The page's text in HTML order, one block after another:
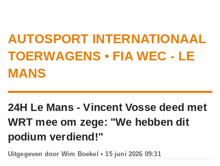
AUTOSPORT INTERNATIONAAL
TOERWAGENS • FIA WEC - LE
MANS
24H Le Mans - Vincent Vosse deed met
WRT mee om zege: "We hebben dit
podium verdiend!"
Uitgegeven door Wim Boekel • 15 juni 2026 09:31